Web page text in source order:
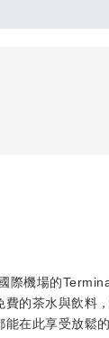
際機場的
的茶水與飲料
在此享受放鬆